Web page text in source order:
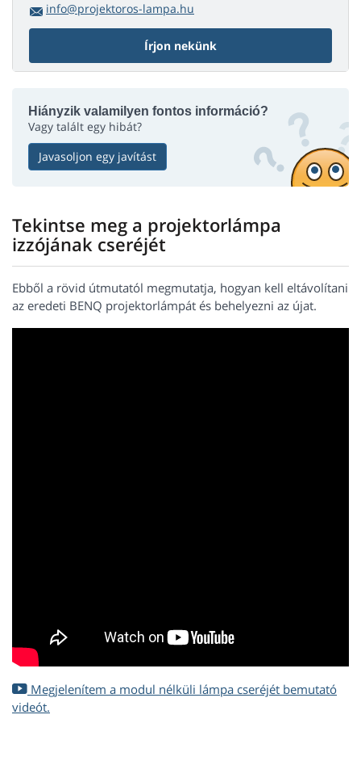
info@projektoros-lampa.hu
Írjon nekünk
Hiányzik valamilyen fontos információ?
Vagy talált egy hibát?
Javasoljon egy javítást
Tekintse meg a projektorlámpa
izzójának cseréjét
Ebből a rövid útmutatól megmutatja, hogyan kell eltávolítani
az eredeti BENQ projektorlámpát és behelyezni az újat.
Megjelenítem a modul nélküli lámpa cseréjét bemutató
videót.